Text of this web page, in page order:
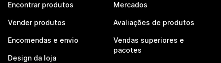
Encontrar produtos
Vender produtos
Encomendas e envio
Design da loja
Mercados
Avaliações de produtos
Vendas superiores e
pacotes